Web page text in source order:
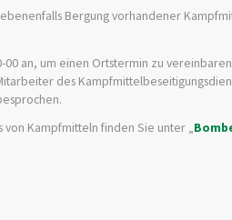
Bergung vorhandener
an, um einen Ortstermin zu
des
von Kampfmitteln finden Sie unter „